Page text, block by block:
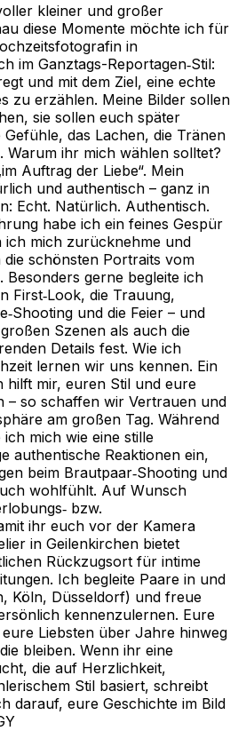
kleiner und großer
diese Momente möchte ich für
in
im Ganztags-Reportagen‑Stil:
und mit dem Ziel, eine echte
zu erzählen. Meine Bilder sollen
sie sollen euch später
das Lachen, die Tränen
Warum ihr mich wählen solltet?
Auftrag der Liebe“. Mein
und authentisch – ganz in
Echt. Natürlich. Authentisch.
habe ich ein feines Gespür
mich zurücknehme und
schönsten Portraits vom
gerne begleite ich
First‑Look, die Trauung,
und die Feier – und
Szenen als auch die
Details fest. Wie ich
lernen wir uns kennen. Ein
hilft mir, euren Stil und eure
– so schaffen wir Vertrauen und
am großen Tag. Während
mich wie eine stille
authentische Reaktionen ein,
beim Brautpaar‑Shooting und
wohlfühlt. Auf Wunsch
bzw.
ihr euch vor der Kamera
in Geilenkirchen bietet
Rückzugsort für intime
Ich begleite Paare in und
Köln, Düsseldorf) und freue
kennenzulernen. Eure
Liebsten über Jahre hinweg
bleiben. Wenn ihr eine
die auf Herzlichkeit,
Stil basiert, schreibt
darauf, eure Geschichte im Bild